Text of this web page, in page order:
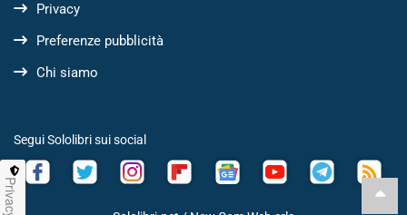
Privacy
Preferenze pubblicità
Chi siamo
Segui Sololibri sui social
Privacy